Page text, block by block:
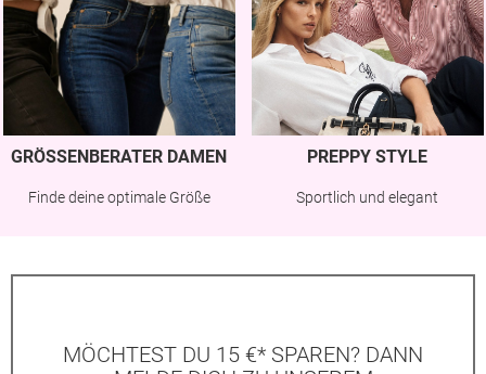
GRÖSSENBERATER DAMEN
Finde deine optimale Größe
PREPPY STYLE
Sportlich und elegant
MÖCHTEST DU 15 €* SPAREN? DANN